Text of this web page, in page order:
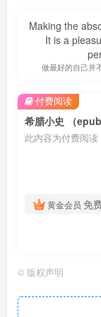
Making the
It is a
做最好的自己并
希腊小史 （
此内容为付费阅
黄金会员 免
付费阅读
© 版权声明